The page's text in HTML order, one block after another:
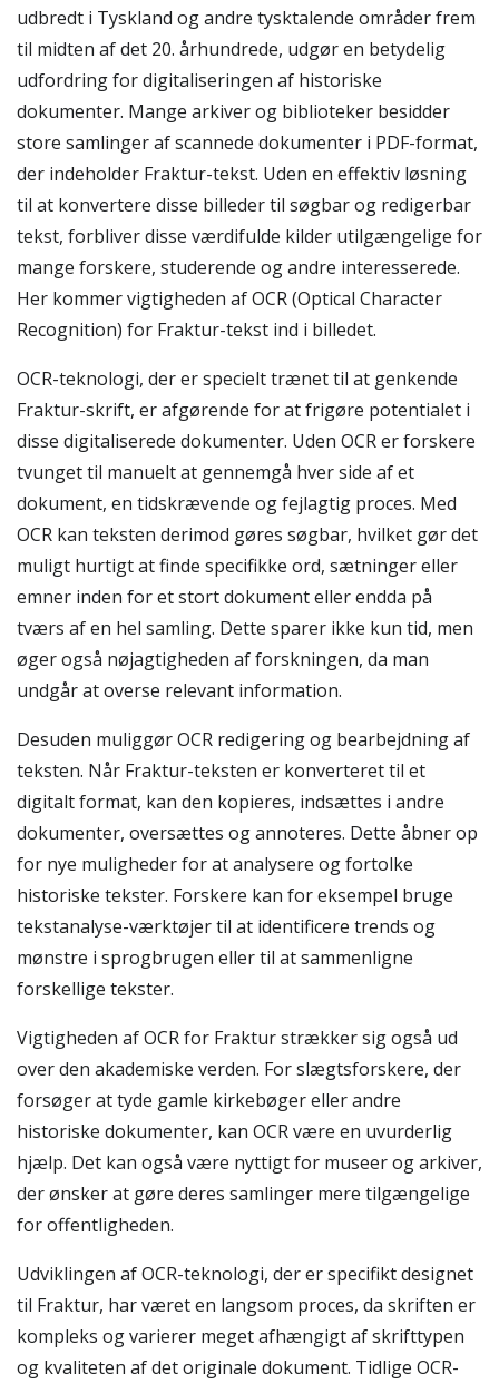
udbredt i Tyskland og andre tysktalende områder frem
til midten af det 20. århundrede, udgør en betydelig
udfordring for digitaliseringen af historiske
dokumenter. Mange arkiver og biblioteker besidder
store samlinger af scannede dokumenter i PDF-format,
der indeholder Fraktur-tekst. Uden en effektiv løsning
til at konvertere disse billeder til søgbar og redigerbar
tekst, forbliver disse værdifulde kilder utilgængelige for
mange forskere, studerende og andre interesserede.
Her kommer vigtigheden af OCR (Optical Character
Recognition) for Fraktur-tekst ind i billedet.
OCR-teknologi, der er specielt trænet til at genkende
Fraktur-skrift, er afgørende for at frigøre potentialet i
disse digitaliserede dokumenter. Uden OCR er forskere
tvunget til manuelt at gennemgå hver side af et
dokument, en tidskrævende og fejlagtig proces. Med
OCR kan teksten derimod gøres søgbar, hvilket gør det
muligt hurtigt at finde specifikke ord, sætninger eller
emner inden for et stort dokument eller endda på
tværs af en hel samling. Dette sparer ikke kun tid, men
øger også nøjagtigheden af forskningen, da man
undgår at overse relevant information.
Desuden muliggør OCR redigering og bearbejdning af
teksten. Når Fraktur-teksten er konverteret til et
digitalt format, kan den kopieres, indsættes i andre
dokumenter, oversættes og annoteres. Dette åbner op
for nye muligheder for at analysere og fortolke
historiske tekster. Forskere kan for eksempel bruge
tekstanalyse-værktøjer til at identificere trends og
mønstre i sprogbrugen eller til at sammenligne
forskellige tekster.
Vigtigheden af OCR for Fraktur strækker sig også ud
over den akademiske verden. For slægtsforskere, der
forsøger at tyde gamle kirkebøger eller andre
historiske dokumenter, kan OCR være en uvurderlig
hjælp. Det kan også være nyttigt for museer og arkiver,
der ønsker at gøre deres samlinger mere tilgængelige
for offentligheden.
Udviklingen af OCR-teknologi, der er specifikt designet
til Fraktur, har været en langsom proces, da skriften er
kompleks og varierer meget afhængigt af skrifttypen
og kvaliteten af det originale dokument. Tidlige OCR-